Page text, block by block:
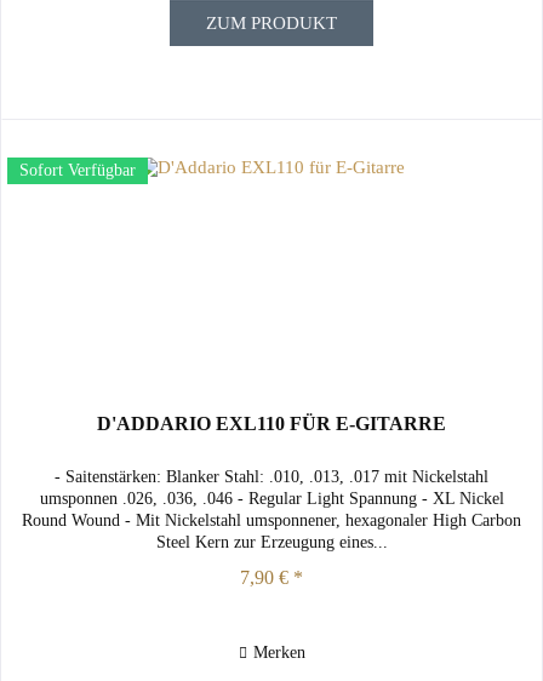
ZUM PRODUKT
Sofort Verfügbar
D'ADDARIO EXL110 FÜR E-GITARRE
- Saitenstärken: Blanker Stahl: .010, .013, .017 mit Nickelstahl
umsponnen .026, .036, .046 - Regular Light Spannung - XL Nickel
Round Wound - Mit Nickelstahl umsponnener, hexagonaler High Carbon
Steel Kern zur Erzeugung eines...
7,90 € *
Merken